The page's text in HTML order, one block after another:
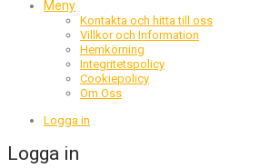
Meny
Kontakta och hitta till oss
Villkor och Information
Hemkörning
Integritetspolicy
Cookiepolicy
Om Oss
Logga in
Logga in